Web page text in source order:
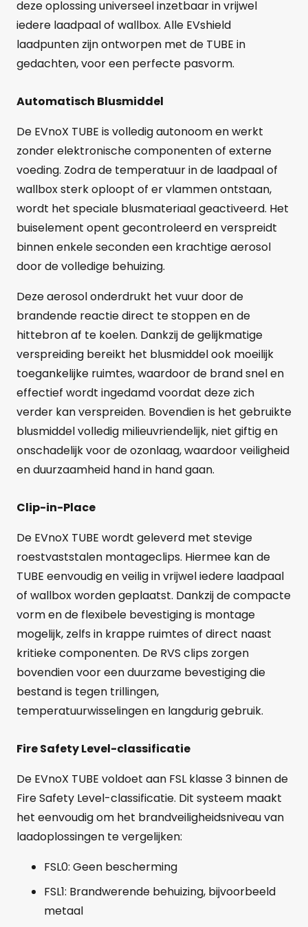
deze oplossing universeel inzetbaar in vrijwel
iedere laadpaal of wallbox. Alle EVshield
laadpunten zijn ontworpen met de TUBE in
gedachten, voor een perfecte pasvorm.
Automatisch Blusmiddel
De EVnoX TUBE is volledig autonoom en werkt
zonder elektronische componenten of externe
voeding. Zodra de temperatuur in de laadpaal of
wallbox sterk oploopt of er vlammen ontstaan,
wordt het speciale blusmateriaal geactiveerd. Het
buiselement opent gecontroleerd en verspreidt
binnen enkele seconden een krachtige aerosol
door de volledige behuizing.
Deze aerosol onderdrukt het vuur door de
brandende reactie direct te stoppen en de
hittebron af te koelen. Dankzij de gelijkmatige
verspreiding bereikt het blusmiddel ook moeilijk
toegankelijke ruimtes, waardoor de brand snel en
effectief wordt ingedamd voordat deze zich
verder kan verspreiden. Bovendien is het gebruikte
blusmiddel volledig milieuvriendelijk, niet giftig en
onschadelijk voor de ozonlaag, waardoor veiligheid
en duurzaamheid hand in hand gaan.
Clip-in-Place
De EVnoX TUBE wordt geleverd met stevige
roestvaststalen montageclips. Hiermee kan de
TUBE eenvoudig en veilig in vrijwel iedere laadpaal
of wallbox worden geplaatst. Dankzij de compacte
vorm en de flexibele bevestiging is montage
mogelijk, zelfs in krappe ruimtes of direct naast
kritieke componenten. De RVS clips zorgen
bovendien voor een duurzame bevestiging die
bestand is tegen trillingen,
temperatuurwisselingen en langdurig gebruik.
Fire Safety Level-classificatie
De EVnoX TUBE voldoet aan FSL klasse 3 binnen de
Fire Safety Level-classificatie. Dit systeem maakt
het eenvoudig om het brandveiligheidsniveau van
laadoplossingen te vergelijken:
FSL0: Geen bescherming
FSL1: Brandwerende behuizing, bijvoorbeeld
metaal